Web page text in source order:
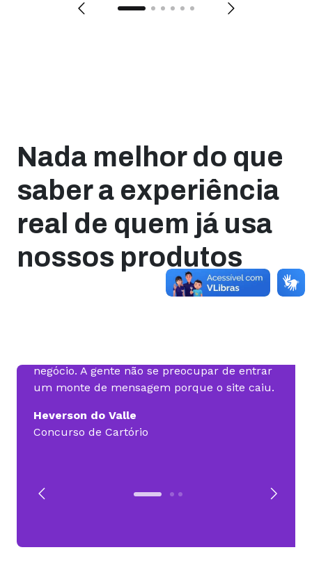
Nada melhor do que
saber a experiência
real de quem já usa
nossos produtos
negócio. A gente não se preocupar de entrar
um monte de mensagem porque o site caiu.
Heverson do Valle
Concurso de Cartório